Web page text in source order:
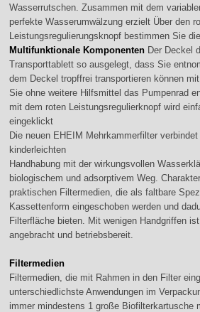
Wasserrutschen. Zusammen mit dem
perfekte Wasserumwälzung erzielt Über den
Leistungsregulierungsknopf bestimmen Sie
Multifunktionale KomponentenDer Deckel
Transporttablett so ausgelegt, dass Sie
dem Deckel tropffrei transportieren können
Sie ohne weitere Hilfsmittel das Pumpenrad
mit dem roten Leistungsregulierknopf wird
eingeklickt
Die neuen EHEIM Mehrkammerfilter
kinderleichten
Handhabung mit der wirkungsvollen
biologischem und adsorptivem Weg.
praktischen Filtermedien, die als faltbare
Kassettenform eingeschoben werden und
Filterfläche bieten. Mit wenigen Handgriffen
angebracht und betriebsbereit.
Filtermedien
Filtermedien, die mit Rahmen in den Filter
unterschiedlichste Anwendungen im
immer mindestens 1 große Biofilterkartusche